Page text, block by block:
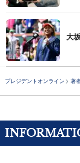
大
プレジデントオンライン 著